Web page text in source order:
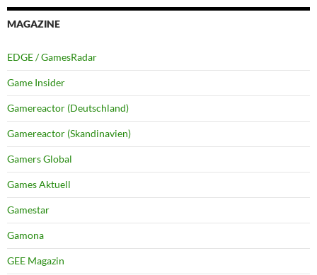
MAGAZINE
EDGE / GamesRadar
Game Insider
Gamereactor (Deutschland)
Gamereactor (Skandinavien)
Gamers Global
Games Aktuell
Gamestar
Gamona
GEE Magazin